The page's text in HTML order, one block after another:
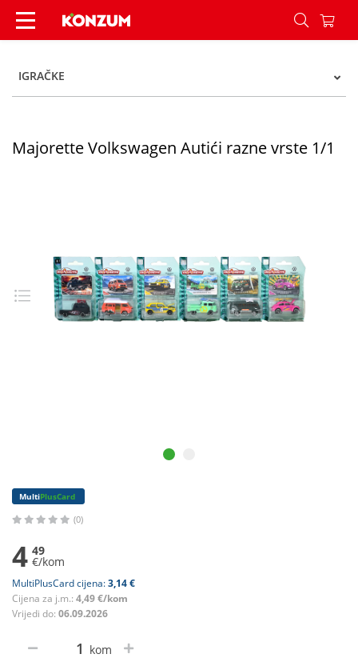
Majorette Volkswagen Autići razne vrste 1/1 -
IGRAČKE
Majorette Volkswagen Autići razne vrste 1/1
MultiPlusCard
(0)
4 49
€/kom
MultiPlusCard cijena:3,14 €
Cijena za j.m.: 4,49 €/kom
Vrijedi do: 06.09.2026
kom